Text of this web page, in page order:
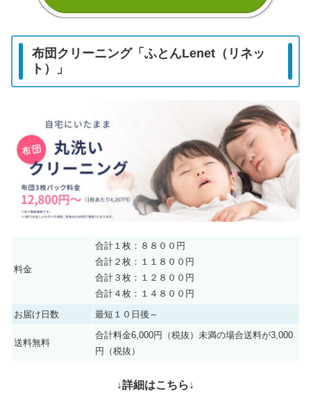
布団クリーニング「ふとんLenet（リネッ
ト）」
料金
合計１枚：８８００円
合計２枚：１１８００円
合計３枚：１２８００円
合計４枚：１４８００円
お届け日数
最短１０日後～
送料無料
合計料金6,000円（税抜）未満の場合送料が3,000
円（税抜）
↓詳細はこちら↓